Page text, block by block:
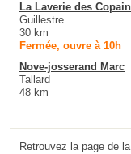
La Laverie des
Guillestre
30 km
Fermée, ouvre à 10h
Nove-josserand Marc
Tallard
48 km
Retrouvez la page de